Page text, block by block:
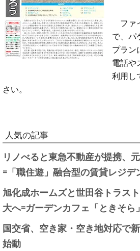
ファ
で、パ
プラン
電話や
利用し
さい。
人気の記事
リノべると東急不動産が提携、
=「職住遊」融合型の賃貸レジデ
旭化成ホームズと世田谷トラス
大へ=ガーデンカフェ「ときそら
国交省、空き家・空き地対応で
始動